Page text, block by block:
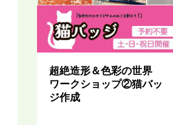
超絶造形＆色彩の世界
ワークショップ②猫バッ
ジ作成